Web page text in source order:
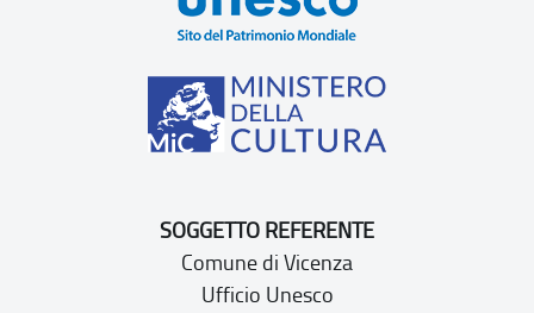
SOGGETTO REFERENTE
Comune di Vicenza
Ufficio Unesco